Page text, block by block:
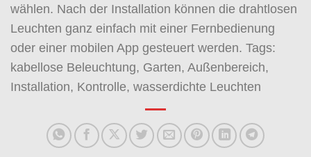
wählen. Nach der Installation können die drahtlosen
Leuchten ganz einfach mit einer Fernbedienung
oder einer mobilen App gesteuert werden. Tags:
kabellose Beleuchtung, Garten, Außenbereich,
Installation, Kontrolle, wasserdichte Leuchten